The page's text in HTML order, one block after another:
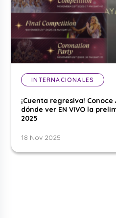
INTERNACIONALES
¡Cuenta regresiva!
dónde ver EN VIVO la
2025
18 Nov 2025